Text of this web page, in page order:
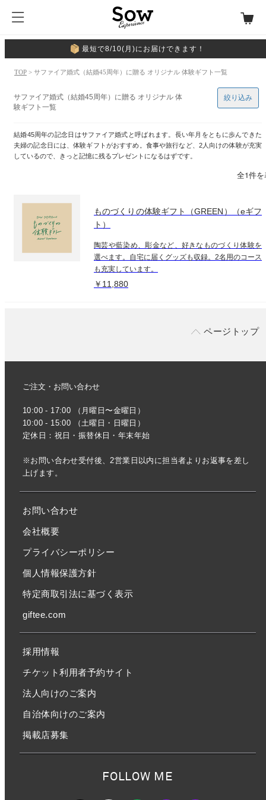
最短で8/10(月)にお届けできます！
TOP > サファイア婚式（結婚45周年）に贈る オリジナル 体験ギフト一覧
サファイア婚式（結婚45周年）に贈る オリジナル 体
験ギフト一覧
結婚45周年の記念日はサファイア婚式と呼ばれます。長い年月をともに歩んできた
夫婦の記念日には、体験ギフトがおすすめ。食事や旅行など、2人向けの体験が充実
しているので、きっと記憶に残るプレゼントになるはずです。
絞り込み
全1件
ものづくりの体験ギフト（GREEN）（eギフ
ト）
陶芸や藍染め、彫金など、好きなものづくり体験を
選べます。自宅に届くグッズも収録。2名用のコース
も充実しています。
￥11,880
ページトップ
ご注文・お問い合わせ
10:00 - 17:00 （月曜日〜金曜日）
10:00 - 15:00 （土曜日・日曜日）
定休日：祝日・振替休日・年末年始
※お問い合わせ受付後、2営業日以内に担当者よりお返事を差し
上げます。
お問い合わせ
会社概要
プライバシーポリシー
個人情報保護方針
特定商取引法に基づく表示
giftee.com
採用情報
チケット利用者予約サイト
法人向けのご案内
自治体向けのご案内
掲載店募集
FOLLOW ME